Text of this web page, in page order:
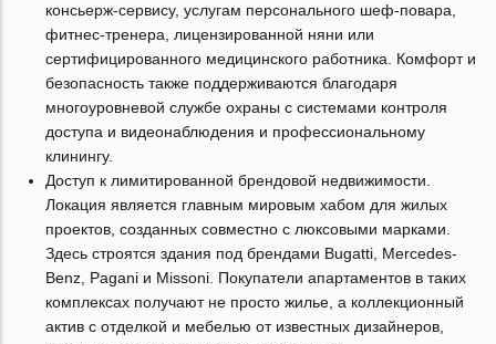
консьерж-сервису, услугам персонального шеф-повара,
фитнес-тренера, лицензированной няни или
сертифицированного медицинского работника. Комфорт и
безопасность также поддерживаются благодаря
многоуровневой службе охраны с системами контроля
доступа и видеонаблюдения и профессиональному
клинингу.
Доступ к лимитированной брендовой недвижимости.
Локация является главным мировым хабом для жилых
проектов, созданных совместно с люксовыми марками.
Здесь строятся здания под брендами Bugatti, Mercedes-
Benz, Pagani и Missoni. Покупатели апартаментов в таких
комплексах получают не просто жилье, а коллекционный
актив с отделкой и мебелью от известных дизайнеров,